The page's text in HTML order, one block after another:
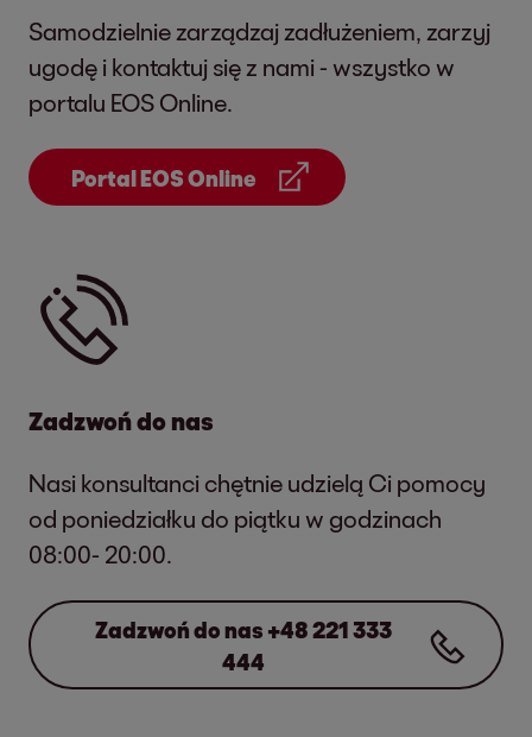
Samodzielnie zarządzaj zadłużeniem, zarzyj
ugodę i kontaktuj się z nami - wszystko w
portalu EOS Online.
Portal EOS Online
Zadzwoń do nas
Nasi konsultanci chętnie udzielą Ci pomocy
od poniedziałku do piątku w godzinach
08:00- 20:00.
Zadzwoń do nas +48 221 333
444